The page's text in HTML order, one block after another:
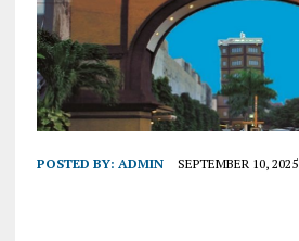
POSTED BY: ADMIN SEPTEMBER 10, 2025